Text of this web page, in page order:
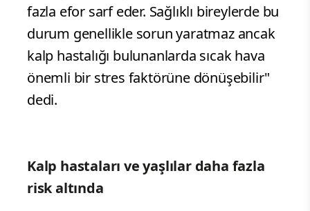
fazla efor sarf eder. Sağlıklı bireylerde bu
durum genellikle sorun yaratmaz ancak
kalp hastalığı bulunanlarda sıcak hava
önemli bir stres faktörüne dönüşebilir"
dedi.
Kalp hastaları ve yaşlılar daha fazla
risk altında